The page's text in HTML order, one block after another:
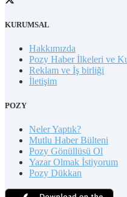
KURUMSAL
Hakkımızda
Pozy Haber İlkeleri ve
Reklam ve İş birliği
İletişim
POZY
Neler Yaptık?
Mutlu Haber Bülteni
Pozy Gönüllüsü Ol
Yazar Olmak İstiyorum
Pozy Dükkan